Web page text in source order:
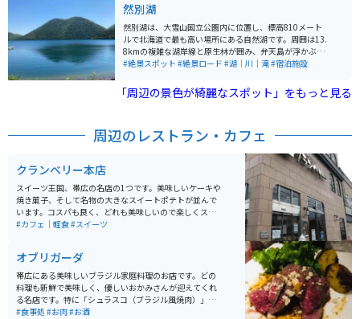
然別湖
然別湖は、大雪山国立公園内に位置し、標高810メート
ルで北海道で最も高い場所にある自然湖です。周囲は13.
8kmの複雑な湖岸線と原生林が囲み、弁天島が浮かぶ自
然豊かな環境にあります。 湖は約3万年前の噴火によっ
います。湖は透明度が国内有数で、天望山が湖面に映る
形から「唇山」とも呼ばれ、シンボルとなっています。
動物も生息しています。
#絶景スポット #絶景ロード #湖｜川｜滝#宿泊施設
「周辺の景色が綺麗なスポット」をもっと見る
周辺のレストラン・カフェ
クランベリー本店
スイーツ王国、帯広の名店の1つです。美味しいケーキや
焼き菓子、そして名物の大きなスイートポテトが並んで
います。コスパも良く、どれも美味しいので楽しくスイ
ーツを満喫できます。席数は少ないですがイートインス
のでオススメです。
#カフェ｜軽食#スイーツ
オブリガーダ
帯広にある美味しいブラジル家庭料理のお店です。どの
料理も新鮮で美味しく、優しいおかみさんが迎えてくれ
る名店です。特に「シュラスコ（ブラジル風焼肉）」は
絶品で、肉は柔らかく肉汁がじゅわっと溢れ出します。
#食事処 #お肉#お酒